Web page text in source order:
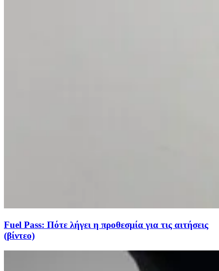
Fuel Pass: Πότε λήγει η προθεσμία για τις αιτήσεις
(βίντεο)